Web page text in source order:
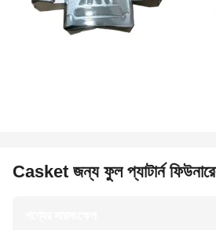
Casket জন্য ফুল প্যাটার্ন